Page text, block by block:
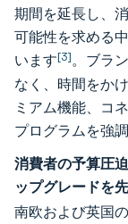
期間を延長し、
可能性を求める
います[3]。ブラ
なく、時間をか
ミアム機能、コ
プログラムを強
消費者の予算圧
ップグレードを
南欧および英国